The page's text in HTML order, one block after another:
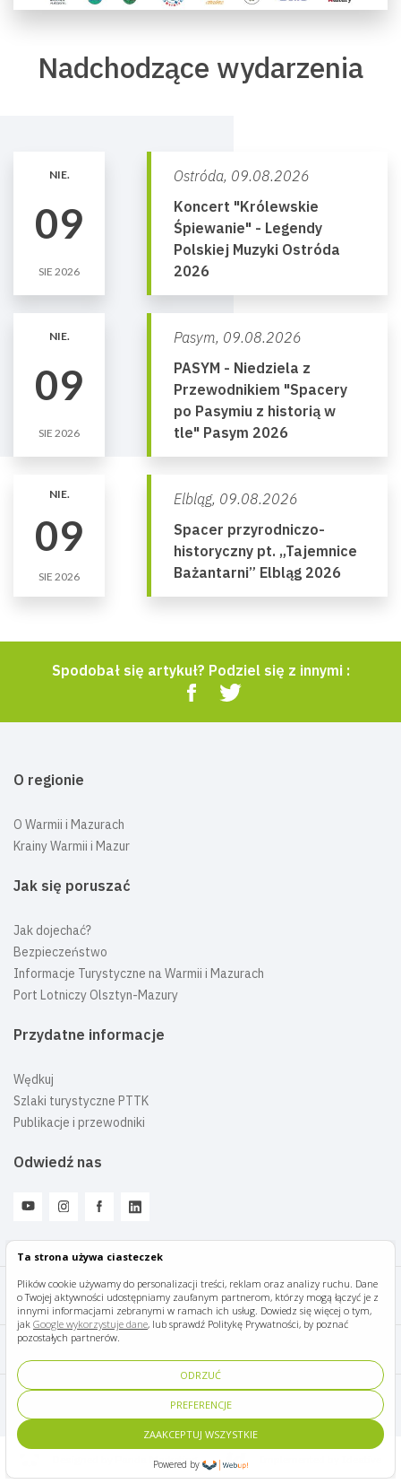
Ta strona używa ciasteczek
Plików cookie używamy do personalizacji treści, reklam oraz analizy ruchu. Dane
o Twojej aktywności udostępniamy zaufanym partnerom, którzy mogą łączyć je z
innymi informacjami zebranymi w ramach ich usług. Dowiedz się więcej o tym,
jak Google wykorzystuje dane, lub sprawdź Politykę Prywatności, by poznać
pozostałych partnerów.
ODRZUĆ
PREFERENCJE
ZAAKCEPTUJ WSZYSTKIE
Powered by
Nadchodzące wydarzenia
NIE.
09
SIE 2026
Ostróda, 09.08.2026
Koncert "Królewskie
Śpiewanie" - Legendy
Polskiej Muzyki Ostróda
2026
NIE.
09
SIE 2026
Pasym, 09.08.2026
PASYM - Niedziela z
Przewodnikiem "Spacery
po Pasymiu z historią w
tle" Pasym 2026
NIE.
09
SIE 2026
Elbląg, 09.08.2026
Spacer przyrodniczo-
historyczny pt. „Tajemnice
Bażantarni” Elbląg 2026
Spodobał się artykuł? Podziel się z innymi :
O regionie
O Warmii i Mazurach
Krainy Warmii i Mazur
Jak się poruszać
Jak dojechać?
Bezpieczeństwo
Informacje Turystyczne na Warmii i Mazurach
Port Lotniczy Olsztyn-Mazury
Przydatne informacje
Wędkuj
Szlaki turystyczne PTTK
Publikacje i przewodniki
Odwiedź nas
Mazury Travel © 2026
Polityka prywatności
Designed by Panda Marketing